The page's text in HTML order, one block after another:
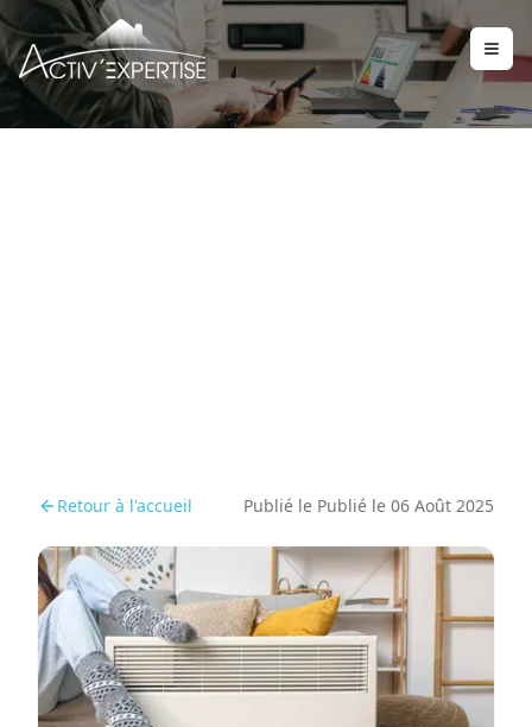
Retour à l'accueil Publié le Publié le 06 Août 2025